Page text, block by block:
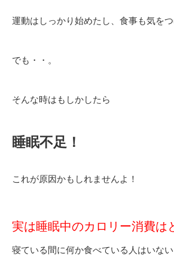
運動はしっかり始めたし、食事も気をつ
でも・・。
そんな時はもしかしたら
睡眠不足！
これが原因かもしれませんよ！
実は睡眠中のカロリー消費は
寝ている間に何か食べている人はいな